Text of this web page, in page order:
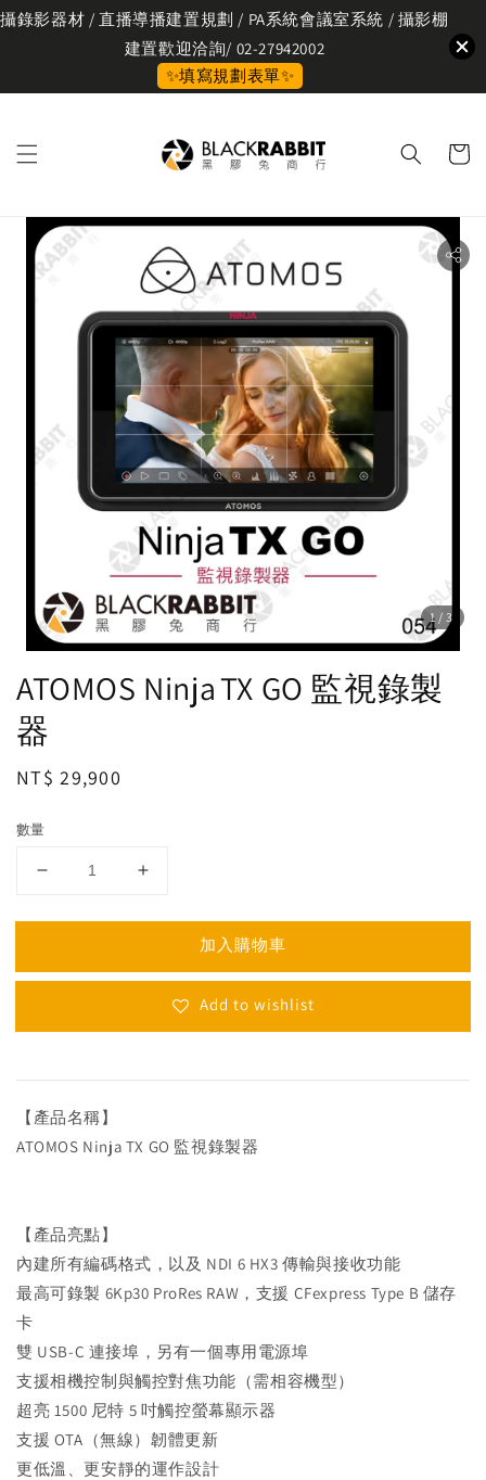
攝錄影器材 / 直播導播建置規劃 / PA系統會議室系統 / 攝影棚
建置歡迎洽詢/ 02-27942002
✨填寫規劃表單✨
1 /3
ATOMOS Ninja TX GO 監視錄製
器
Regular
NT$ 29,900
數量
加入購物車
Add to wishlist
【產品名稱】
ATOMOS Ninja TX GO 監視錄製器
【產品亮點】
內建所有編碼格式，以及 NDI 6 HX3 傳輸與接收功能
最高可錄製 6Kp30 ProRes RAW，支援 CFexpress Type B 儲存
卡
雙 USB-C 連接埠，另有一個專用電源埠
支援相機控制與觸控對焦功能（需相容機型）
超亮 1500 尼特 5 吋觸控螢幕顯示器
支援 OTA（無線）韌體更新
更低溫、更安靜的運作設計